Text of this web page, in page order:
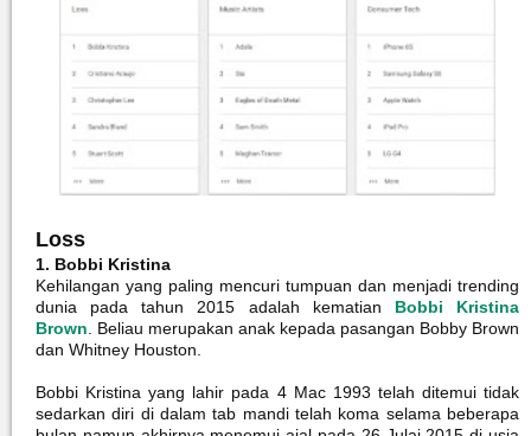
Loss
1. Bobbi Kristina
Kehilangan yang paling mencuri tumpuan dan menjadi trending
dunia pada tahun 2015 adalah kematian Bobbi Kristina
Brown. Beliau merupakan anak kepada pasangan Bobby Brown
dan Whitney Houston.
Bobbi Kristina yang lahir pada 4 Mac 1993 telah ditemui tidak
sedarkan diri di dalam tab mandi telah koma selama beberapa